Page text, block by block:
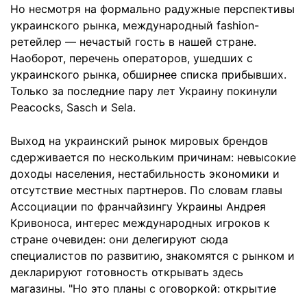
Но несмотря на формально радужные перспективы
украинского рынка, международный fashion-
ретейлер — нечастый гость в нашей стране.
Наоборот, перечень операторов, ушедших с
украинского рынка, обширнее списка прибывших.
Только за последние пару лет Украину покинули
Peacocks, Sasch и Sela.
Выход на украинский рынок мировых брендов
сдерживается по нескольким причинам: невысокие
доходы населения, нестабильность экономики и
отсутствие местных партнеров. По словам главы
Ассоциации по франчайзингу Украины Андрея
Кривоноса, интерес международных игроков к
стране очевиден: они делегируют сюда
специалистов по развитию, знакомятся с рынком и
декларируют готовность открывать здесь
магазины. "Но это планы с оговоркой: открытие